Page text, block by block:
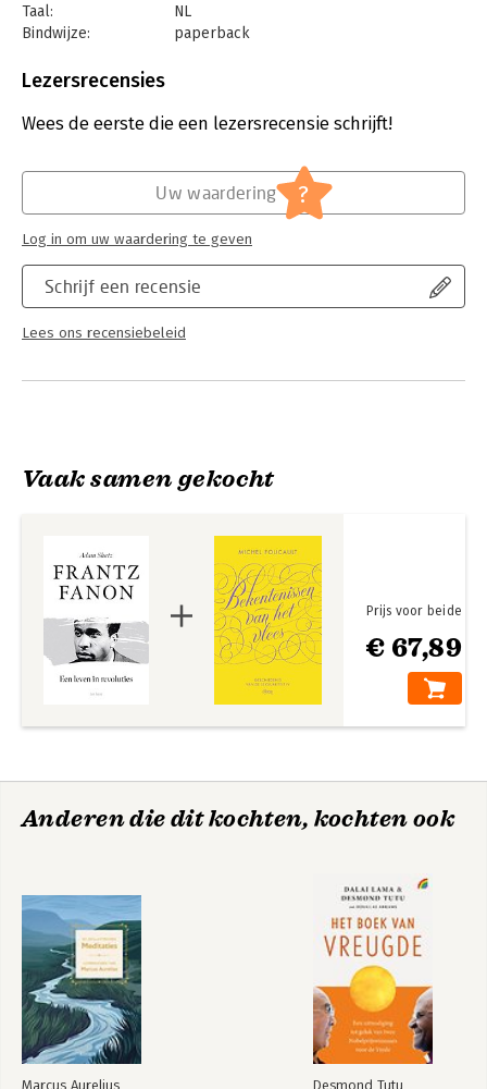
‘Fanons opstandige woede is nog altijd even voelbaar als
relevant.’ – De Volkskrant
'In deze omvangrijke nieuwe biografie schildert de
leven van Fanon.' – Historiek
Taal:
NL
Bindwijze:
paperback
Uitgever:
Verschijningsdatum:
3-7-2025
Lezersrecensies
Wees de eerste die een lezersrecensie schrijft!
Schrijf een recensie
Lees ons recensiebeleid
Uw waardering ?
Log in om uw waardering te geven
Vaak samen gekocht
€ 67,89
Prijs voor beide
Anderen die dit kochten, kochten ook
Marcus Aurelius Desmond Tutu